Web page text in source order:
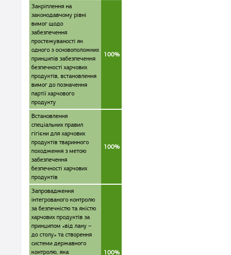
Закріплення на
законодавчому рівні
вимог щодо
забезпечення
простежуваності як
одного з основоположних
принципів забезпечення
безпечності харчових
продуктів, встановлення
вимог до позначення
партії харчового
продукту
100%
Встановлення
спеціальних правил
гігієни для харчових
продуктів тваринного
походження з метою
забезпечення
безпечності харчових
продуктів
100%
Запровадження
інтегрованого контролю
за безпечністю та якістю
харчових продуктів за
принципом «від лану –
до столу» та створення
системи державного
контролю, яка
100%